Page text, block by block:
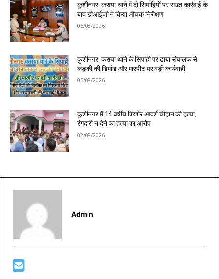
कुशीनगर: कसया थाने में दो सिपाहियों पर सख्त कार्रवाई के
बाद डीआईजी ने किया औचक निरीक्षण
05/08/2026
कुशीनगर: कसया थाने के सिपाही पर ढाबा संचालक से
लड़की की डिमांड और मारपीट पर बड़ी कार्यवाही
05/08/2026
कुशीनगर में 14 वर्षीय किशोर आदर्श चौहान की हत्या,
रंगदारी न देने का हत्या का आरोप
02/08/2026
Admin